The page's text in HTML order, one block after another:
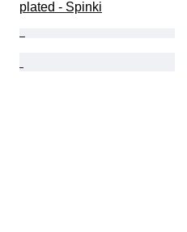
plated - Spinki